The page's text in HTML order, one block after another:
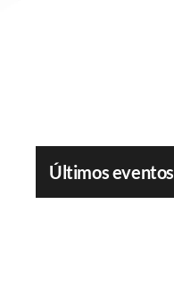
Últimos eventos